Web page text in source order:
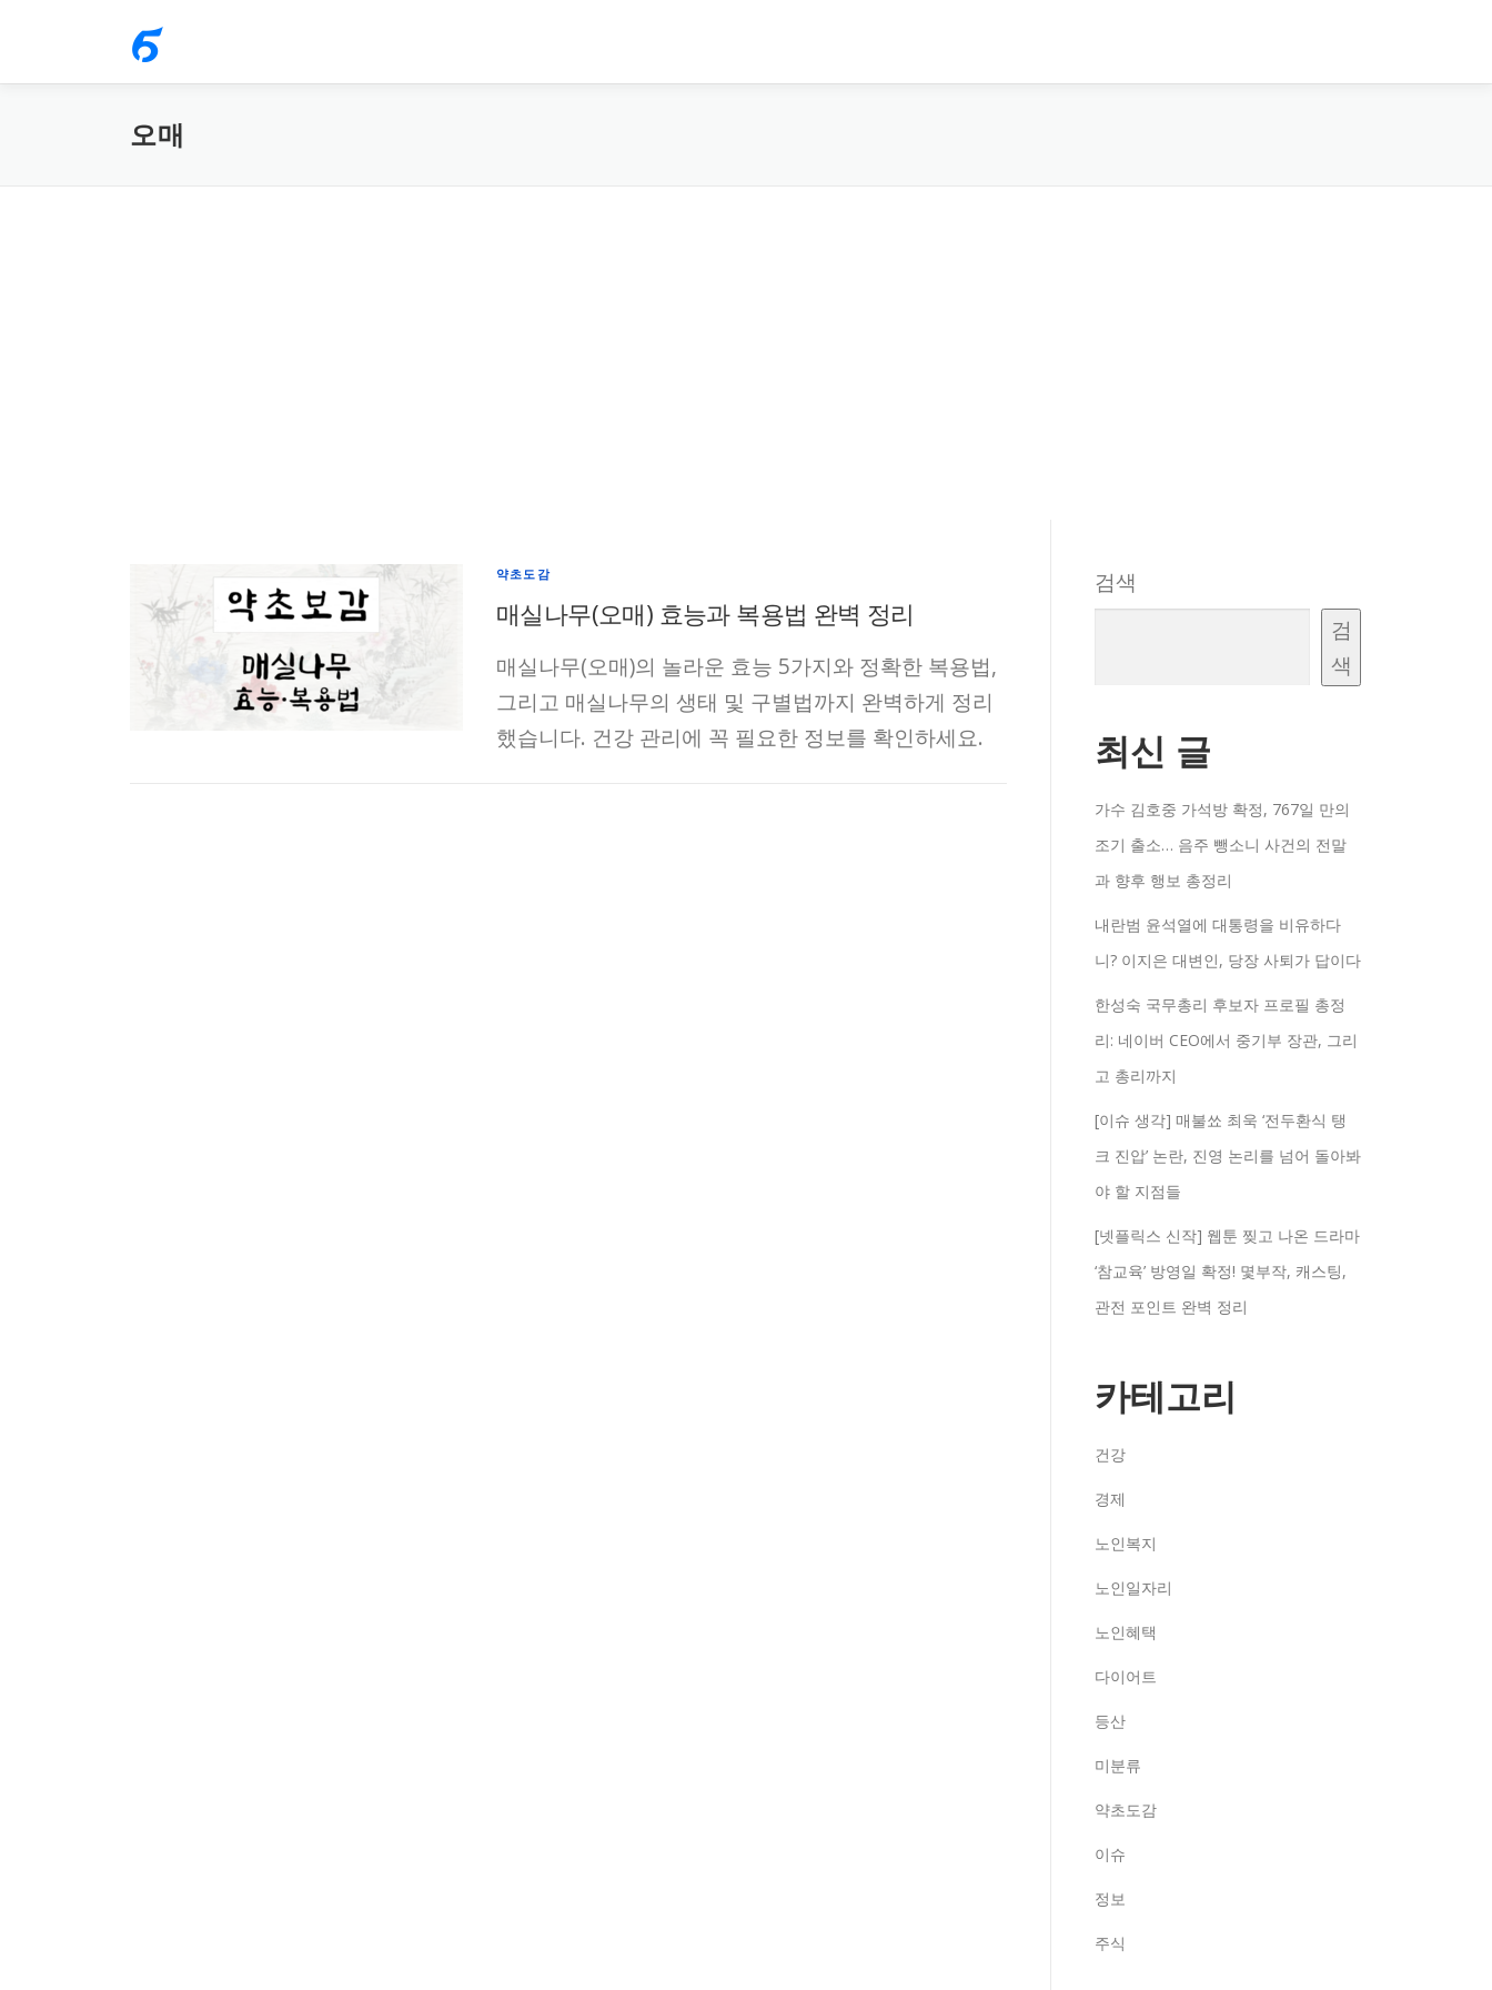
으
오매
약초도감
매실나무(오매) 효능과 복용법 완벽 정리
매실나무(오매)의 놀라운 효능 5가지와 정확한 복용법,
그리고 매실나무의 생태 및 구별법까지 완벽하게 정리
했습니다. 건강 관리에 꼭 필요한 정보를 확인하세요.
검색
검
색
최신 글
가수 김호중 가석방 확정, 767일 만의
조기 출소… 음주 뺑소니 사건의 전말
과 향후 행보 총정리
내란범 윤석열에 대통령을 비유하다
니? 이지은 대변인, 당장 사퇴가 답이다
한성숙 국무총리 후보자 프로필 총정
리: 네이버 CEO에서 중기부 장관, 그리
고 총리까지
[이슈 생각] 매불쑈 최욱 ‘전두환식 탱
크 진압’ 논란, 진영 논리를 넘어 돌아봐
야 할 지점들
[넷플릭스 신작] 웹툰 찢고 나온 드라마
‘참교육’ 방영일 확정! 몇부작, 캐스팅,
관전 포인트 완벽 정리
카테고리
건강
경제
노인복지
노인일자리
노인혜택
다이어트
등산
미분류
약초도감
이슈
정보
주식